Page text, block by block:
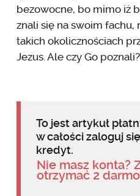
bezowocne, bo mimo iż
znali się na swoim fachu,
takich okolicznościach
Jezus. Ale czy Go poznali?
To jest artykuł
w całości zaloguj
kredyt.
Nie masz konta?
otrzymać 2